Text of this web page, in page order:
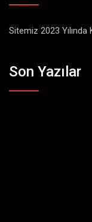
Sitemiz 2023
Son Yazılar